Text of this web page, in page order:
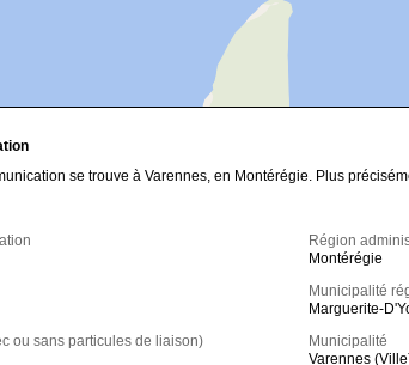
se trouve à Varennes, en Montérégie. Plus
ou sans particules de liaison)
Région
Montérégie
Municipalité
Marguerite-
Municipalité
Varennes